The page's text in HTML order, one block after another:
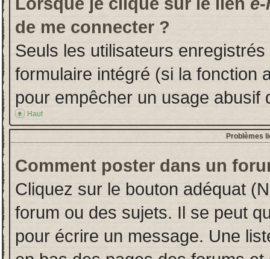
de me connecter ?
Seuls les utilisateurs
formulaire intégré (si la fonction
pour empêcher un usage abusif
Haut
Problèmes
Comment poster dans un
Cliquez sur le bouton adéquat
forum ou des sujets. Il se peut
pour écrire un message. Une